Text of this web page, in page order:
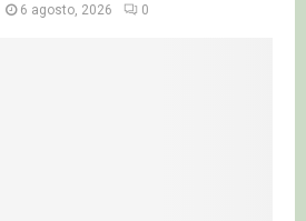
6 agosto, 2026 0